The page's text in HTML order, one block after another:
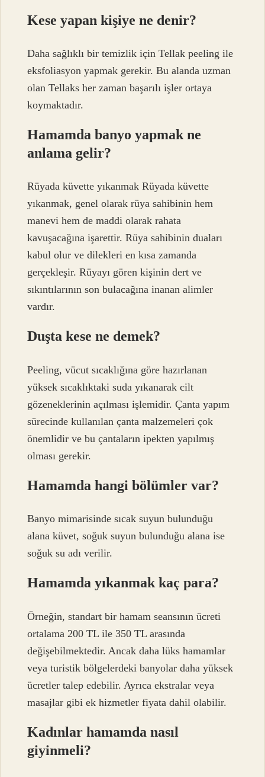
Kese yapan kişiye ne denir?
Daha sağlıklı bir temizlik için Tellak peeling ile
eksfoliasyon yapmak gerekir. Bu alanda uzman
olan Tellaks her zaman başarılı işler ortaya
koymaktadır.
Hamamda banyo yapmak ne
anlama gelir?
Rüyada küvette yıkanmak Rüyada küvette
yıkanmak, genel olarak rüya sahibinin hem
manevi hem de maddi olarak rahata
kavuşacağına işarettir. Rüya sahibinin duaları
kabul olur ve dilekleri en kısa zamanda
gerçekleşir. Rüyayı gören kişinin dert ve
sıkıntılarının son bulacağına inanan alimler
vardır.
Duşta kese ne demek?
Peeling, vücut sıcaklığına göre hazırlanan
yüksek sıcaklıktaki suda yıkanarak cilt
gözeneklerinin açılması işlemidir. Çanta yapım
sürecinde kullanılan çanta malzemeleri çok
önemlidir ve bu çantaların ipekten yapılmış
olması gerekir.
Hamamda hangi bölümler var?
Banyo mimarisinde sıcak suyun bulunduğu
alana küvet, soğuk suyun bulunduğu alana ise
soğuk su adı verilir.
Hamamda yıkanmak kaç para?
Örneğin, standart bir hamam seansının ücreti
ortalama 200 TL ile 350 TL arasında
değişebilmektedir. Ancak daha lüks hamamlar
veya turistik bölgelerdeki banyolar daha yüksek
ücretler talep edebilir. Ayrıca ekstralar veya
masajlar gibi ek hizmetler fiyata dahil olabilir.
Kadınlar hamamda nasıl
giyinmeli?